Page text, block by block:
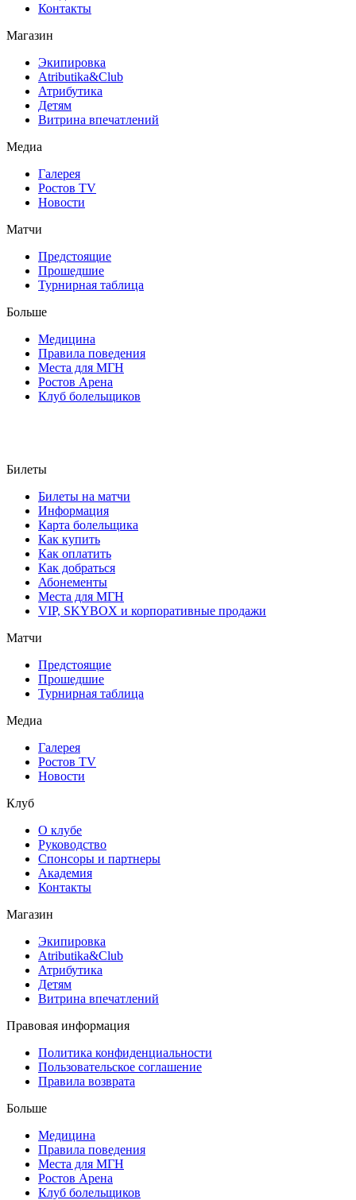
Контакты
Магазин
Экипировка
Atributika&Club
Атрибутика
Детям
Витрина впечатлений
Медиа
Галерея
Ростов TV
Новости
Матчи
Предстоящие
Прошедшие
Турнирная таблица
Больше
Медицина
Правила поведения
Места для МГН
Ростов Арена
Клуб болельщиков
Билеты
Билеты на матчи
Информация
Карта болельщика
Как купить
Как оплатить
Как добраться
Абонементы
Места для МГН
VIP, SKYBOX и корпоративные продажи
Матчи
Предстоящие
Прошедшие
Турнирная таблица
Медиа
Галерея
Ростов TV
Новости
Клуб
О клубе
Руководство
Спонсоры и партнеры
Академия
Контакты
Магазин
Экипировка
Atributika&Club
Атрибутика
Детям
Витрина впечатлений
Правовая информация
Политика конфиденциальности
Пользовательское соглашение
Правила возврата
Больше
Медицина
Правила поведения
Места для МГН
Ростов Арена
Клуб болельщиков